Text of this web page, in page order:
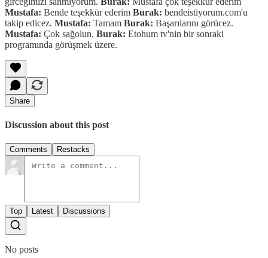
Mustafa: Bende teşekkür ederim Burak: bendeistiyorum.com'u
takip edicez. Mustafa: Tamam Burak: Başarılarını görücez.
Mustafa: Çok sağolun. Burak: Etohum tv'nin bir sonraki
programında görüşmek üzere.
Share
Discussion about this post
Comments Restacks
Top Latest Discussions
No posts